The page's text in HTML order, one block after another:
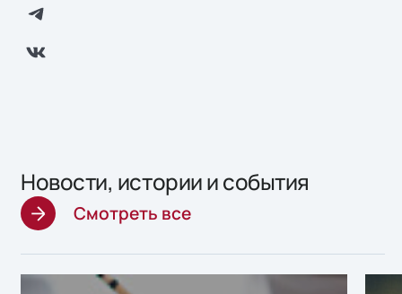
Новости, истории и события
Смотреть все